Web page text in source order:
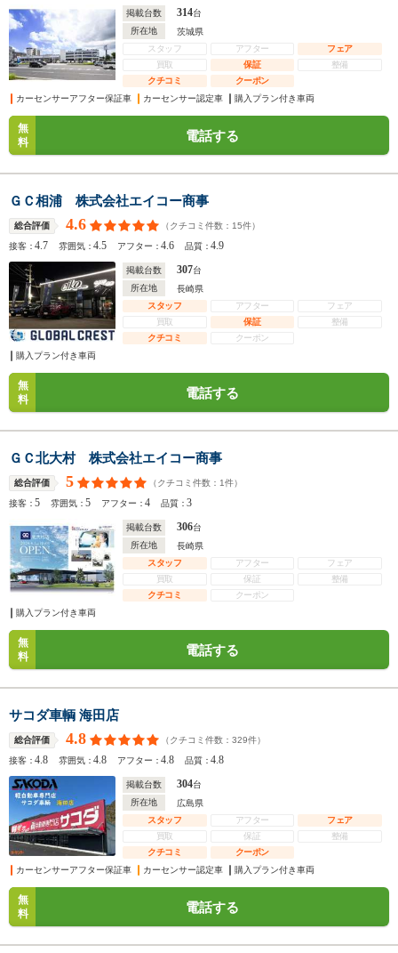
掲載台数 314台
所在地
茨城県
スタッフ
アフター
フェア
買取
保証
整備
クチコミ
クーポン
カーセンサーアフター保証車
カーセンサー認定車 購入プラン付き車両
無
料
電話する
ＧＣ相浦 株式会社エイコー商事
総合評価 4.6 （クチコミ件数： 15件）
接客：4.7 雰囲気：4.5 アフター：4.6 品質：4.9
掲載台数 307台
所在地
長崎県
スタッフ
アフター
フェア
買取
保証
整備
クチコミ
クーポン
購入プラン付き車両
無
料
電話する
ＧＣ北大村 株式会社エイコー商事
総合評価 5 （クチコミ件数： 1件）
接客：5 雰囲気：5 アフター：4 品質：3
掲載台数 306台
所在地
長崎県
スタッフ
アフター
フェア
買取
保証
整備
クチコミ
クーポン
購入プラン付き車両
無
料
電話する
サコダ車輌 海田店
総合評価 4.8 （クチコミ件数： 329件）
接客：4.8 雰囲気：4.8 アフター：4.8 品質：4.8
掲載台数 304台
所在地
広島県
スタッフ
アフター
フェア
買取
保証
整備
クチコミ
クーポン
カーセンサーアフター保証車
カーセンサー認定車 購入プラン付き車両
無
料
電話する